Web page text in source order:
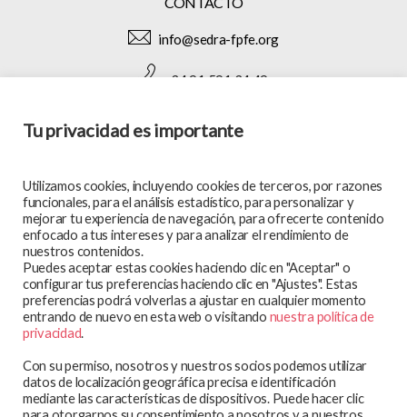
info@sedra-fpfe.org
+34 91 591 34 49
SÍGUENOS EN:
MAPA WEB
En qué trabajamos
Te atendemos
Participa y colabora
Observatorio
Aviso legal
Tu privacidad es importante
Utilizamos cookies, incluyendo cookies de terceros, por razones
funcionales, para el análisis estadístico, para personalizar y
mejorar tu experiencia de navegación, para ofrecerte contenido
enfocado a tus intereses y para analizar el rendimiento de
nuestros contenidos.
Puedes aceptar estas cookies haciendo clic en "Aceptar" o
configurar tus preferencias haciendo clic en "Ajustes". Estas
preferencias podrá volverlas a ajustar en cualquier momento
entrando de nuevo en esta web o visitando nuestra política de
privacidad.
Con su permiso, nosotros y nuestros socios podemos utilizar
datos de localización geográfica precisa e identificación
mediante las características de dispositivos. Puede hacer clic